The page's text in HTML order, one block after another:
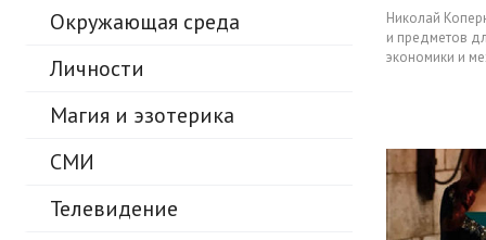
Окружающая среда
Личности
Магия и эзотерика
СМИ
Телевидение
Николай
и предметов
экономики и